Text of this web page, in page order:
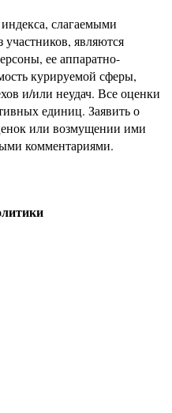
слагаемыми
являются
ее аппаратно-
курируемой сферы,
и/или неудач. Все оценки
единиц. Заявить о
или возмущении ими
комментариями.